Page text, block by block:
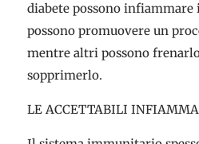
diabete possono
possono promuovere un
mentre altri possono
sopprimerlo.
LE ACCETTABILI